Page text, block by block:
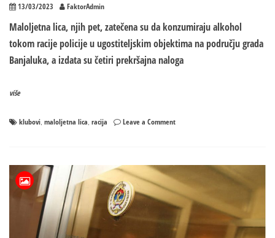
13/03/2023 FaktorAdmin
Maloljetna lica, njih pet, zatečena su da konzumiraju alkohol
tokom racije policije u ugostiteljskim objektima na području grada
Banjaluka, a izdata su četiri prekršajna naloga
više
klubovi, maloljetna lica, racija Leave a Commenton
konzumirali
alkohol,
konobarima
prekršajni
nalozi